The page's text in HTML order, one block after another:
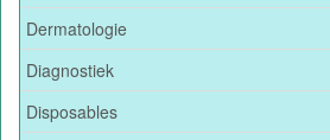
Dermatologie
Diagnostiek
Disposables